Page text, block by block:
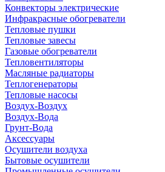
Конвекторы электрические
Инфракрасные обогреватели
Тепловые пушки
Тепловые завесы
Газовые обогреватели
Тепловентиляторы
Масляные радиаторы
Теплогенераторы
Тепловые насосы
Воздух-Воздух
Воздух-Вода
Грунт-Вода
Аксессуары
Осушители воздуха
Бытовые осушители